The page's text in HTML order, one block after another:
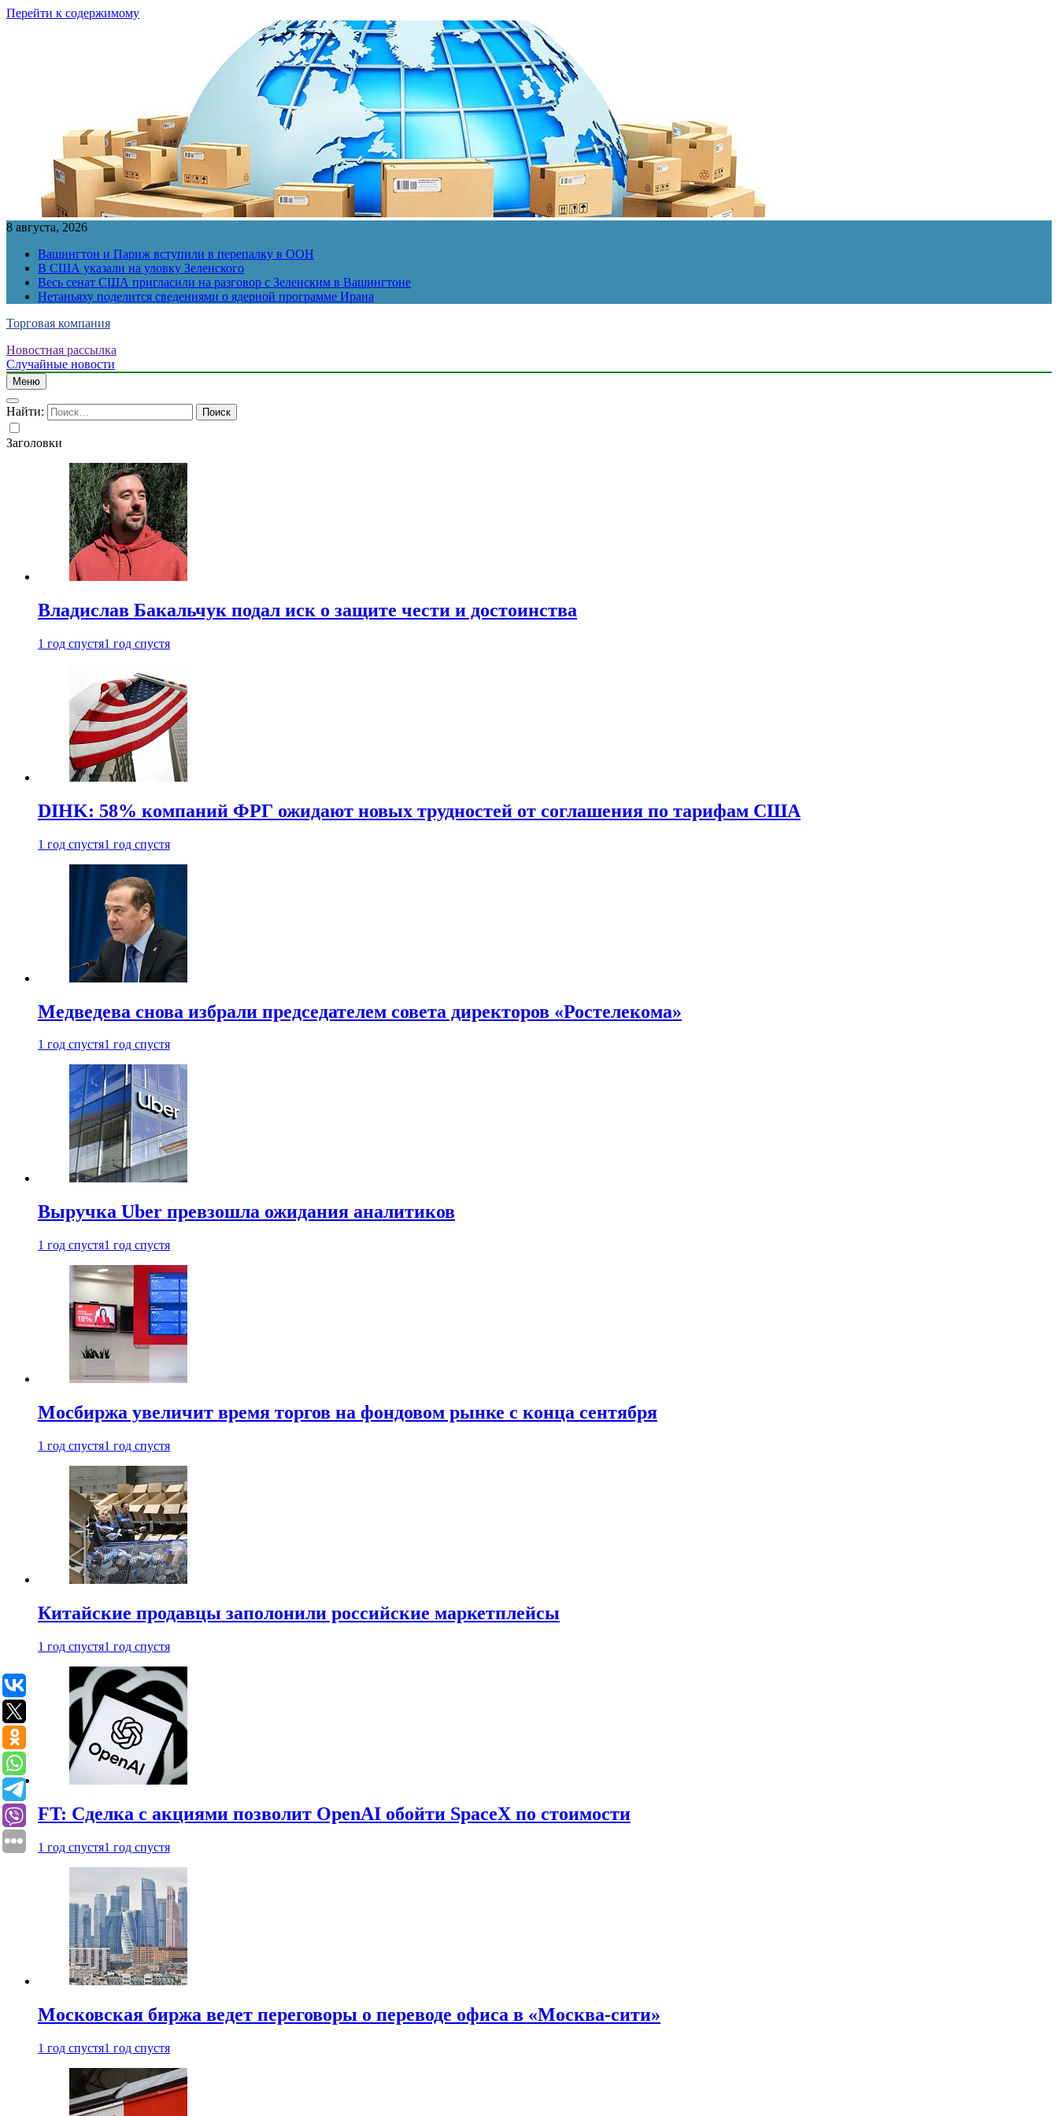
Перейти к содержимому
8 августа, 2026
Вашингтон и Париж вступили в перепалку в ООН
В США указали на уловку Зеленского
Весь сенат США пригласили на разговор с Зеленским в Вашингтоне
Нетаньяху поделится сведениями о ядерной программе Ирана
Торговая компания
Новостная рассылка
Случайные новости
Меню
Найти:
Заголовки
Владислав Бакальчук подал иск о защите чести и достоинства
1 год спустя1 год спустя
DIHK: 58% компаний ФРГ ожидают новых трудностей от соглашения по тарифам США
1 год спустя1 год спустя
Медведева снова избрали председателем совета директоров «Ростелекома»
1 год спустя1 год спустя
Выручка Uber превзошла ожидания аналитиков
1 год спустя1 год спустя
Мосбиржа увеличит время торгов на фондовом рынке с конца сентября
1 год спустя1 год спустя
Китайские продавцы заполонили российские маркетплейсы
1 год спустя1 год спустя
FT: Сделка с акциями позволит OpenAI обойти SpaceX по стоимости
1 год спустя1 год спустя
Московская биржа ведет переговоры о переводе офиса в «Москва-сити»
1 год спустя1 год спустя